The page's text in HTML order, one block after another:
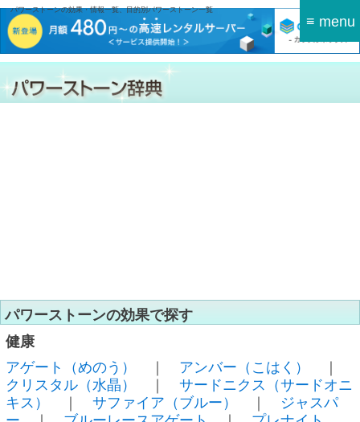
パワーストーンの効果・情報一覧、目的別パワーストーン一覧
≡ menu
パワーストーンの効果で探す
健康
アゲート（めのう） ｜ アンバー（こはく）
｜
クリスタル（水晶）
｜ サードニクス（サードオニ
キス）
｜ サファイア（ブルー） ｜ ジャスパ